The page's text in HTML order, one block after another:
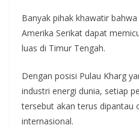
Banyak pihak khawatir
Amerika Serikat dapat
luas di Timur Tengah.
Dengan posisi Pulau Kharg
industri energi dunia, setiap
tersebut akan terus dipantau
internasional.